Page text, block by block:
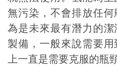
無污染，不會排放任
為是未來最有潛力的
製備，一般來說需要
上一直是需要克服的瓶頸